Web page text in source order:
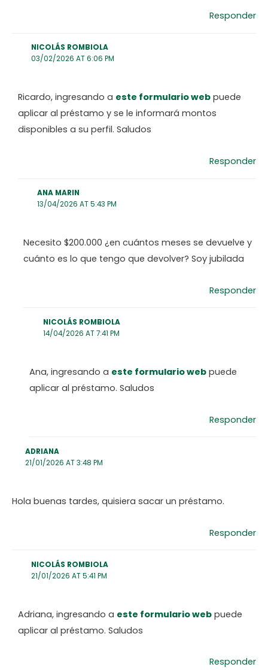
Responder
NICOLÁS ROMBIOLA
03/02/2026 AT 6:06 PM
Ricardo, ingresando a este formulario webpuede
aplicar al préstamo y se le informará montos
disponibles a su perfil. Saludos
Responder
ANA MARIN
13/04/2026 AT 5:43 PM
Necesito $200.000 ¿en cuántos meses se devuelve y
cuánto es lo que tengo que devolver? Soy jubilada
Responder
NICOLÁS ROMBIOLA
14/04/2026 AT 7:41 PM
Ana, ingresando a este formulario web puede
aplicar al préstamo. Saludos
Responder
ADRIANA
21/01/2026 AT 3:48 PM
Hola buenas tardes, quisiera sacar un préstamo.
Responder
NICOLÁS ROMBIOLA
21/01/2026 AT 5:41 PM
Adriana, ingresando a este formulario webpuede
aplicar al préstamo. Saludos
Responder